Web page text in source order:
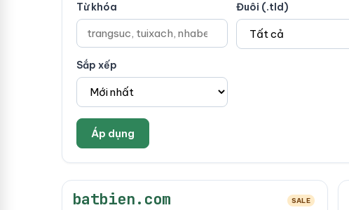
Từ khóa Đuôi (.tld)
Sắp xếp
Áp dụng
batbien.com SALE